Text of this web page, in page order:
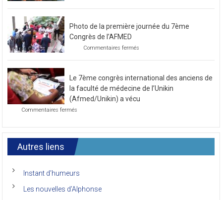
prochain
de
2021
Photo de la première journée du 7ème
Congrès de l’AFMED
Commentaires fermés
première
journée
7ème
l’AFMED
Le 7ème congrès international des anciens de
la faculté de médecine de l’Unikin
(Afmed/Unikin) a vécu
Commentaires fermés
congrès
international
anciens
la
de
Autres liens
Instant d’humeurs
Les nouvelles d’Alphonse